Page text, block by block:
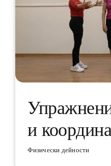
и
Физически дейности